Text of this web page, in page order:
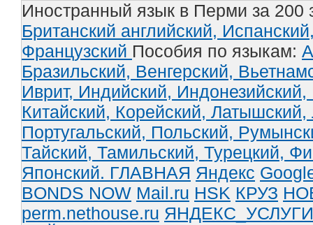
Иностранный язык в Перми за 200
Британский английский,
Французский Пособия по языкам:
Бразильский, Венгерский,
Иврит, Индийский, Индонезийский,
Китайский, Корейский, Латышский,
Португальский, Польский,
Тайский, Тамильский, Турецкий,
Японский. ГЛАВНАЯ Яндекс
BONDS NOW Mail.ru HSK КРУЗ
perm.nethouse.ru ЯНДЕКС_УСЛУГИ